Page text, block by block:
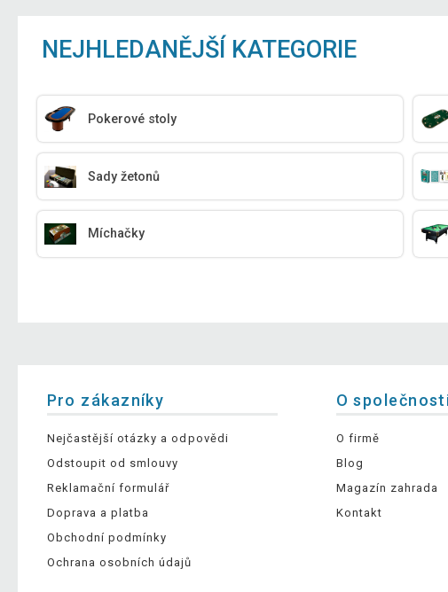
NEJHLEDANĚJŠÍ KATEGORIE
Pokerové stoly
Sady žetonů
Míchačky
Pro zákazníky
Nejčastější otázky a odpovědi
Odstoupit od smlouvy
Reklamační formulář
Doprava a platba
Obchodní podmínky
Ochrana osobních údajů
O
O firmě
Blog
Magazín zahrada
Kontakt